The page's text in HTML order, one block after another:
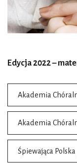
Edycja 2022 –
Akademia
Akademia
Śpiewająca Polska